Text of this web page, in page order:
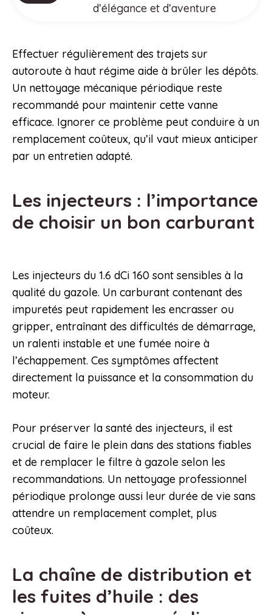
d’élégance et d’aventure
Effectuer régulièrement des trajets sur
autoroute à haut régime aide à brûler les dépôts.
Un nettoyage mécanique périodique reste
recommandé pour maintenir cette vanne
efficace. Ignorer ce problème peut conduire à un
remplacement coûteux, qu’il vaut mieux anticiper
par un entretien adapté.
Les injecteurs : l’importance
de choisir un bon carburant
Les injecteurs du 1.6 dCi 160 sont sensibles à la
qualité du gazole. Un carburant contenant des
impuretés peut rapidement les encrasser ou
gripper, entraînant des difficultés de démarrage,
un ralenti instable et une fumée noire à
l’échappement. Ces symptômes affectent
directement la puissance et la consommation du
moteur.
Pour préserver la santé des injecteurs, il est
crucial de faire le plein dans des stations fiables
et de remplacer le filtre à gazole selon les
recommandations. Un nettoyage professionnel
périodique prolonge aussi leur durée de vie sans
attendre un remplacement complet, plus
coûteux.
La chaîne de distribution et
les fuites d’huile : des